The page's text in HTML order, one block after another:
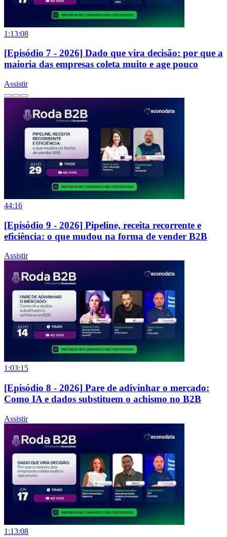
1:13:08
[Episódio 7 - 2026] Dado que vira decisão: por que a
maioria das empresas coleta muito e age pouco
Assistir
44:16
[Episódio 9 - 2026] Pipeline, receita recorrente e
eficiência: o que mudou na forma de vender B2B
Assistir
1:03:15
[Episódio 8 - 2026] Pare de adivinhar o mercado:
Como IA e dados substituem o achismo no B2B
Assistir
1:13:08